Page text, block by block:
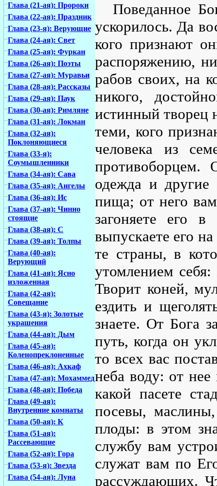
Глава (21-ая): Пророки
Глава (22-ая): Праздник
Глава (23-я): Верующие
Глава (24-ая): Свет
Глава (25-ая): Фуркан
Глава (26-ая): Поэты
Глава (27-ая): Муравьи
Глава (28-ая): Рассказы
Глава (29-ая): Паук
Глава (30-ая): Римляне
Глава (31-ая): Локман
Глава (32-ая):
Поклоняющиеся
Глава (33-я):
Соумышленники
Глава (34-ая): Сава
Глава (35-ая): Ангелы
Глава (36-ая): Ис
Глава (37-ая): Чинно
стоящие
Глава (38-ая): С
Глава (39-ая): Толпы
Глава (40-ая):
Верующий
Глава (41-ая): Ясно
изложенная
Глава (42-ая):
Совещание
Глава (43-я): Золотые
украшения
Глава (44-ая): Дым
Глава (45-ая):
Коленопреклоненные
Глава (46-ая): Ахкаф
Глава (47-ая): Мохаммед
Глава (48-ая): Победа
Глава (49-ая):
Внутренние комнаты
Глава (50-ая): К
Глава (51-ая):
Рассевающие
Глава (52-ая): Гора
Глава (53-я): Звезда
Глава (54-ая): Луна
Поведанное
ускорилось. Да
кого признают
распоряжению,
рабов своих, на
никого,
истинный творец
теми, кого
человека из
противоборцем.
одежда и
пища; от него
загоняете его
выпускаете его
те страны, в
утомлением
Творит коней,
ездить и
знаете. От Бога
путь, когда он
то всех вас
неба воду: от нее
какой пасете
посевы,
плоды: в этом
службу вам
служат вам по
рассуждающих.